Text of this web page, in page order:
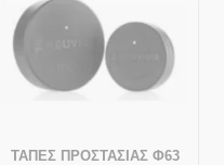
ΤΑΠΕΣ ΠΡΟΣΤΑΣΙΑΣ Φ63